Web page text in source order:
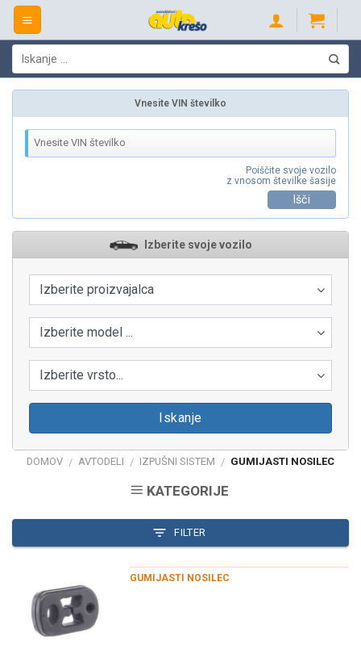
Skip
content
Išči:
Vnesite VIN številko
Poiščite svoje vozilo
z vnosom številke šasije
Išči
Izberite svoje vozilo
Izberite proizvajalca
Izberite model ...
Izberite vrsto...
Iskanje
DOMOV / AVTODELI / IZPUŠNI SISTEM / GUMIJASTI NOSILEC
KATEGORIJE
FILTER
GUMIJASTI NOSILEC